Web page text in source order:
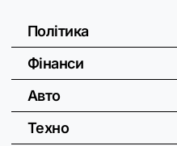
Політика
Фінанси
Авто
Техно